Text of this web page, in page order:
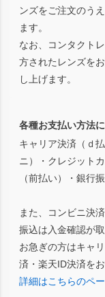
ンズをご注文のう
ます。
なお、コンタクト
方されたレンズを
し上げます。
各種お支払い方法
キャリア決済（ｄ
ニ）・クレジット
（前払い）・銀行
また、コンビニ決
振込は入金確認が
お急ぎの方はキャ
済・楽天ID決済を
詳細はこちらのペ